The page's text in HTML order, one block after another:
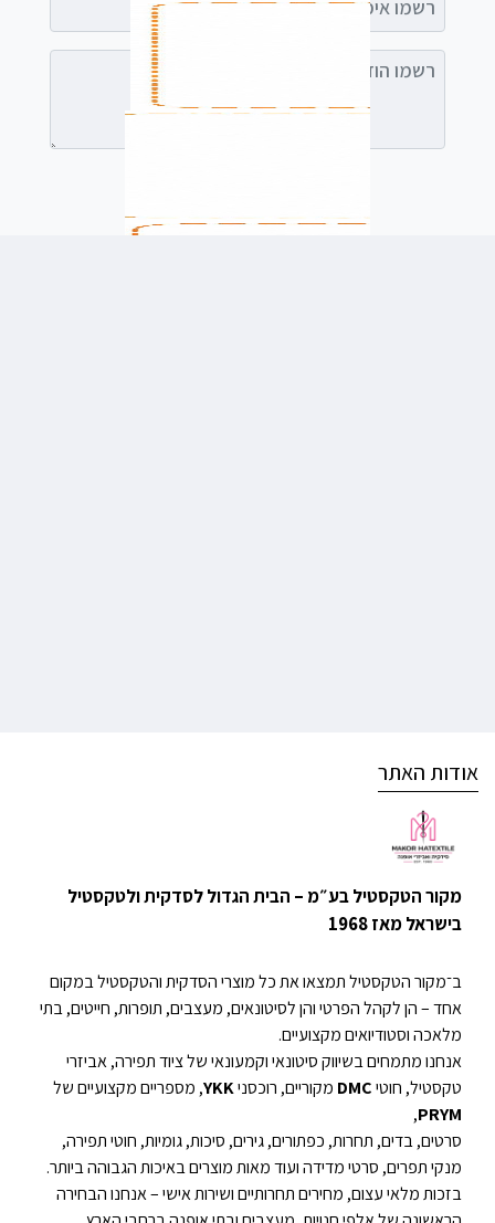
רשמו הודעה (אופציונלי)
אודות האתר
מקור הטקסטיל בע״מ – הבית הגדול לסדקית ולטקסטיל
בישראל מאז 1968
ב־מקור הטקסטיל תמצאו את כל מוצרי הסדקית והטקסטיל במקום
אחד – הן לקהל הפרטי והן לסיטונאים, מעצבים, תופרות, חייטים, בתי
מלאכה וסטודיואים מקצועיים.
אנחנו מתמחים בשיווק סיטונאי וקמעונאי של ציוד תפירה, אביזרי
טקסטיל, חוטיDMC מקוריים, רוכסניYKK, מספריים מקצועיים של
PRYM
,
סרטים, בדים, תחרות, כפתורים, גירים, סיכות, גומיות, חוטי תפירה,
מנקי תפרים, סרטי מדידה ועוד מאות מוצרים באיכות הגבוהה ביותר.
בזכות מלאי עצום, מחירים תחרותיים ושירות אישי – אנחנו הבחירה